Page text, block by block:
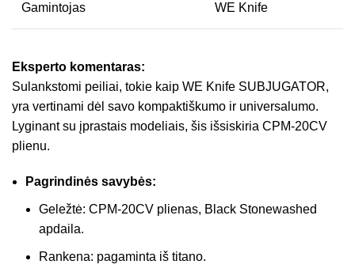
Gamintojas WE Knife
Eksperto komentaras:
Sulankstomi peiliai, tokie kaip WE Knife SUBJUGATOR,
yra vertinami dėl savo kompaktiškumo ir universalumo.
Lyginant su įprastais modeliais, šis išsiskiria CPM-20CV
plienu.
Pagrindinės savybės:
Geležtė: CPM-20CV plienas, Black Stonewashed
apdaila.
Rankena: pagaminta iš titano.